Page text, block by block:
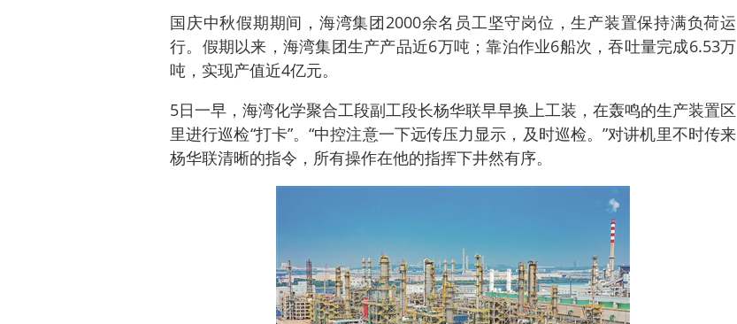
国庆中秋假期期间，海湾集团2000余名员工坚守岗位，生产装置保持满负荷运
行。假期以来，海湾集团生产产品近6万吨；靠泊作业6船次，吞吐量完成6.53万
吨，实现产值近4亿元。
5日一早，海湾化学聚合工段副工段长杨华联早早换上工装，在轰鸣的生产装置区
里进行巡检“打卡”。“中控注意一下远传压力显示，及时巡检。”对讲机里不时传来
杨华联清晰的指令，所有操作在他的指挥下井然有序。